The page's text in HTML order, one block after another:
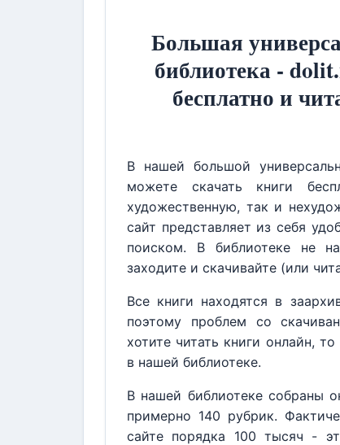
Большая
библиотека -
бесплатно и
В нашей большой
можете скачать книги
художественную, так и
сайт представляет из себя
поиском. В библиотеке не
заходите и скачивайте (или
Все книги находятся в
поэтому проблем со
хотите читать книги онлайн,
в нашей библиотеке.
В нашей библиотеке собраны
примерно 140 рубрик.
сайте порядка 100 тысяч -